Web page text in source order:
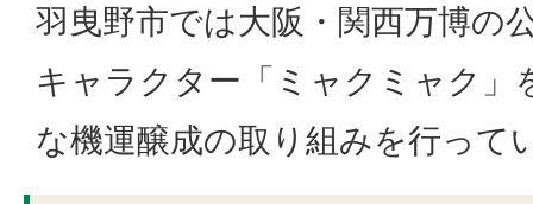
羽曳野市では大阪・関西万博の
キャラクター「ミャクミャク」
な機運醸成の取り組みを行って